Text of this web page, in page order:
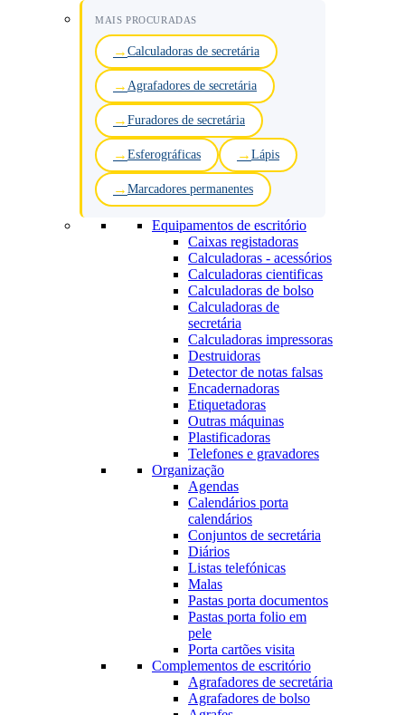
MAIS PROCURADAS
Calculadoras de secretária
Agrafadores de secretária
Furadores de secretária
Esferográficas Lápis
Marcadores permanentes
Equipamentos de escritório
Caixas registadoras
Calculadoras - acessórios
Calculadoras cientificas
Calculadoras de bolso
Calculadoras de
secretária
Calculadoras impressoras
Destruidoras
Detector de notas falsas
Encadernadoras
Etiquetadoras
Outras máquinas
Plastificadoras
Telefones e gravadores
Organização
Agendas
Calendários porta
calendários
Conjuntos de secretária
Diários
Listas telefónicas
Malas
Pastas porta documentos
Pastas porta folio em
pele
Porta cartões visita
Complementos de escritório
Agrafadores de secretária
Agrafadores de bolso